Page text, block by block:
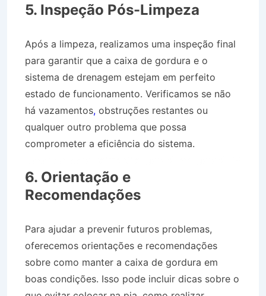
5. Inspeção Pós-Limpeza
Após a limpeza, realizamos uma inspeção final
para garantir que a caixa de gordura e o
sistema de drenagem estejam em perfeito
estado de funcionamento. Verificamos se não
há vazamentos, obstruções restantes ou
qualquer outro problema que possa
comprometer a eficiência do sistema.
6. Orientação e
Recomendações
Para ajudar a prevenir futuros problemas,
oferecemos orientações e recomendações
sobre como manter a caixa de gordura em
boas condições. Isso pode incluir dicas sobre o